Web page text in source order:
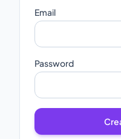
Email
Password